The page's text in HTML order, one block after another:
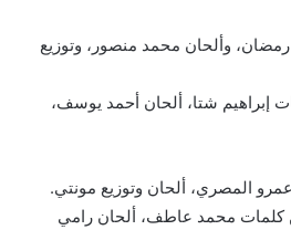
وألحان محمد منصور، وتوزيع
إبراهيم شتا، ألحان أحمد يوسف،
المصري، ألحان وتوزيع مونتي.
كلمات محمد عاطف، ألحان رامي